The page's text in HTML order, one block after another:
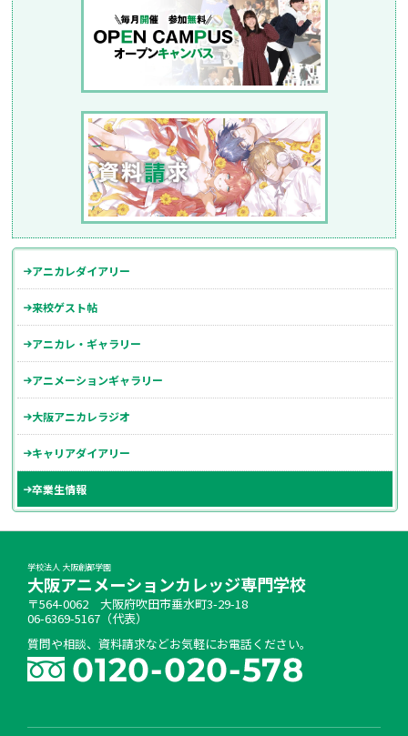
アニカレダイアリー
来校ゲスト帖
アニカレ・ギャラリー
アニメーションギャラリー
大阪アニカレラジオ
キャリアダイアリー
卒業生情報
学校法人 大阪創都学園
大阪アニメーションカレッジ専門学校
〒564-0062 大阪府吹田市垂水町3-29-18
06-6369-5167（代表）
質問や相談、資料請求などお気軽にお電話ください。